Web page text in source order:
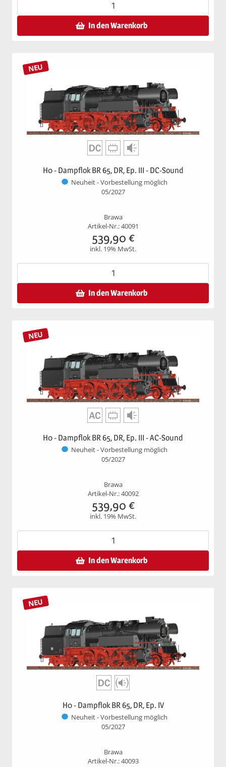
In den Warenkorb
NEU
H0 - Dampflok BR 65, DR, Ep. III - DC-Sound
Neuheit - Vorbestellung möglich
05/2027
Brawa
Artikel-Nr.: 40091
539,90 €
inkl. 19% MwSt.
In den Warenkorb
NEU
H0 - Dampflok BR 65, DR, Ep. III - AC-Sound
Neuheit - Vorbestellung möglich
05/2027
Brawa
Artikel-Nr.: 40092
539,90 €
inkl. 19% MwSt.
In den Warenkorb
NEU
H0 - Dampflok BR 65, DR, Ep. IV
Neuheit - Vorbestellung möglich
05/2027
Brawa
Artikel-Nr.: 40093